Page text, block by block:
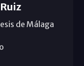
de Málaga